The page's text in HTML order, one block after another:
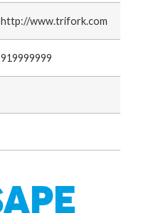
http://www.trifork.com
919999999